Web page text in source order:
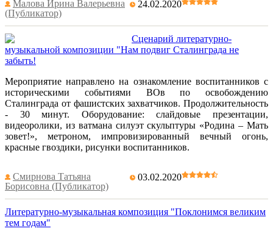
Малова Ирина Валерьевна
(Публикатор)
24.02.2020
Сценарий литературно-
музыкальной композиции "Нам подвиг Сталинграда не
забыть!
Мероприятие направлено на ознакомление воспитанников с
историческими событиями ВОв по освобождению
Сталинграда от фашистских захватчиков. Продолжительность
- 30 минут. Оборудование: слайдовые презентации,
видеоролики, из ватмана силуэт скульптуры «Родина – Мать
зовет!», метроном, импровизированный вечный огонь,
красные гвоздики, рисунки воспитанников.
Смирнова Татьяна
Борисовна (Публикатор)
03.02.2020
Литературно-музыкальная композиция "Поклонимся великим
тем годам"